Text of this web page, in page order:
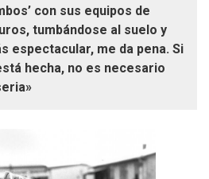
con sus equipos de
tumbándose al suelo y
espectacular, me da pena. Si
hecha, no es necesario